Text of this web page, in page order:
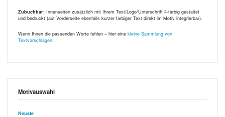
Zubuchbar: Innenseiten zusätzlich mit Ihrem Text/Logo/Unterschrift 4-farbig gestaltet
und bedruckt (auf Vorderseite ebenfalls kurzer farbiger Text direkt im Motiv integrierbar).
Wenn Ihnen die passenden Worte fehlen – hier eine kleine Sammlung von
Textvorschlägen
Motivauswahl
Neuste